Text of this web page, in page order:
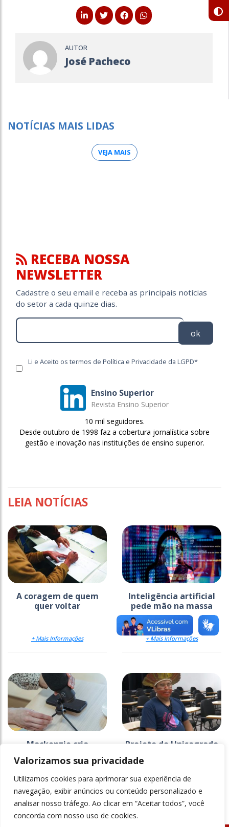
Valorizamos sua privacidade
Utilizamos cookies para aprimorar sua experiência de
navegação, exibir anúncios ou conteúdo personalizado e
analisar nosso tráfego. Ao clicar em “Aceitar todos”, você
concorda com nosso uso de cookies.
AUTOR
José Pacheco
NOTÍCIAS MAIS LIDAS
VEJA MAIS
RECEBA NOSSA
NEWSLETTER
Cadastre o seu email e receba as principais notícias
do setor a cada quinze dias.
ok
Li e Aceito os termos de Política e Privacidade da LGPD*
Ensino Superior
Revista Ensino Superior
10 mil seguidores.
Desde outubro de 1998 faz a cobertura jornalística sobre
gestão e inovação nas instituições de ensino superior.
LEIA NOTÍCIAS
A coragem de quem
quer voltar
+ Mais Informações
Inteligência artificial
pede mão na massa
+ Mais Informações
Mackenzie cria
comunicar a ciência
+ Mais Informações
Projeto do Unisagrado
documentário
+ Mais Informações